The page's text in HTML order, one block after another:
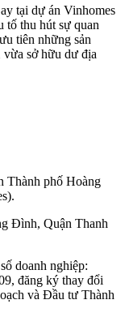
tại dự án Vinhomes
tố thu hút sự quan
tiên những sản
vừa sở hữu dư địa
Thành phố Hoàng
Đình, Quận Thanh
doanh nghiệp:
đăng ký thay đổi
và Đầu tư Thành